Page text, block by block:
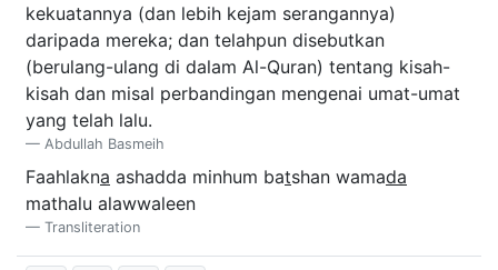
kekuatannya (dan lebih kejam serangannya)
daripada mereka; dan telahpun disebutkan
(berulang-ulang di dalam Al-Quran) tentang kisah-
kisah dan misal perbandingan mengenai umat-umat
yang telah lalu.
Abdullah Basmeih
Faahlakna ashadda minhum batshan wamada
mathalu alawwaleen
Transliteration